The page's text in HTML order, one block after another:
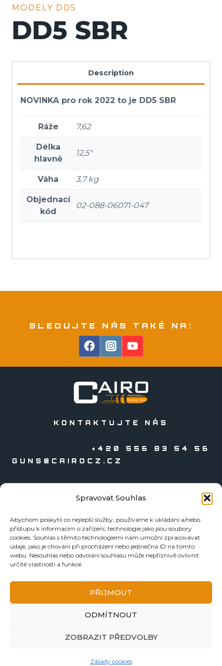
Spravovat Souhlas
Abychom poskytli co nejlepší služby, používáme k ukládání a/nebo
přístupu k informacím o zařízení, technologie jako jsou soubory
cookies. Souhlas s těmito technologiemi nám umožní zpracovávat
údaje, jako je chování při procházení nebo jedinečná ID na tomto
webu. Nesouhlas nebo odvolání souhlasu může nepříznivě ovlivnit
určité vlastnosti a funkce.
PŘIJMOUT
ODMÍTNOUT
ZOBRAZIT PŘEDVOLBY
Zásady cookies
MODELY DD5
DD5 SBR
Description
NOVINKA pro rok 2022 to je DD5 SBR
Ráže 7,62
Délka
hlavně
12,5″
Váha 3,7 kg
Objednací
kód
02-088-06071-047
SLEDUJTE NÁS TAKÉ NA:
KONTAKTUJTE NÁS
+420 556 83 54 56
GUNS@CAIROCZ.CZ
Zbraně
Náboje
Reloading
Doplňky